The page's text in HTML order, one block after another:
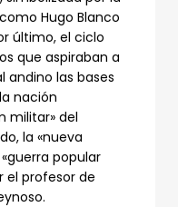
Hugo Blanco
último, el ciclo
que aspiraban a
andino las bases
nación
militar» del
la «nueva
popular
el profesor de